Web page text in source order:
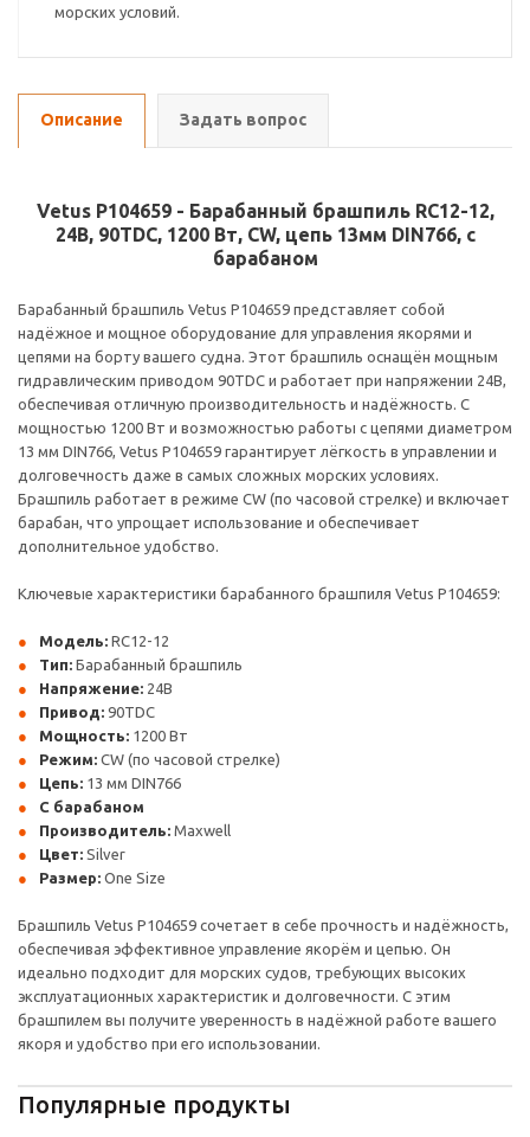
морских условий.
Описание Задать вопрос
Vetus P104659 - Барабанный брашпиль RC12-12,
24В, 90TDC, 1200 Вт, CW, цепь 13мм DIN766, с
барабаном
Барабанный брашпиль Vetus P104659 представляет собой
надёжное и мощное оборудование для управления якорями и
цепями на борту вашего судна. Этот брашпиль оснащён мощным
гидравлическим приводом 90TDC и работает при напряжении 24В,
обеспечивая отличную производительность и надёжность. С
мощностью 1200 Вт и возможностью работы с цепями диаметром
13 мм DIN766, Vetus P104659 гарантирует лёгкость в управлении и
долговечность даже в самых сложных морских условиях.
Брашпиль работает в режиме CW (по часовой стрелке) и включает
барабан, что упрощает использование и обеспечивает
дополнительное удобство.
Ключевые характеристики барабанного брашпиля Vetus P104659:
Модель: RC12-12
Тип: Барабанный брашпиль
Напряжение: 24В
Привод: 90TDC
Мощность: 1200 Вт
Режим: CW (по часовой стрелке)
Цепь: 13 мм DIN766
С барабаном
Производитель: Maxwell
Цвет: Silver
Размер: One Size
Брашпиль Vetus P104659 сочетает в себе прочность и надёжность,
обеспечивая эффективное управление якорём и цепью. Он
идеально подходит для морских судов, требующих высоких
эксплуатационных характеристик и долговечности. С этим
брашпилем вы получите уверенность в надёжной работе вашего
якоря и удобство при его использовании.
Популярные продукты